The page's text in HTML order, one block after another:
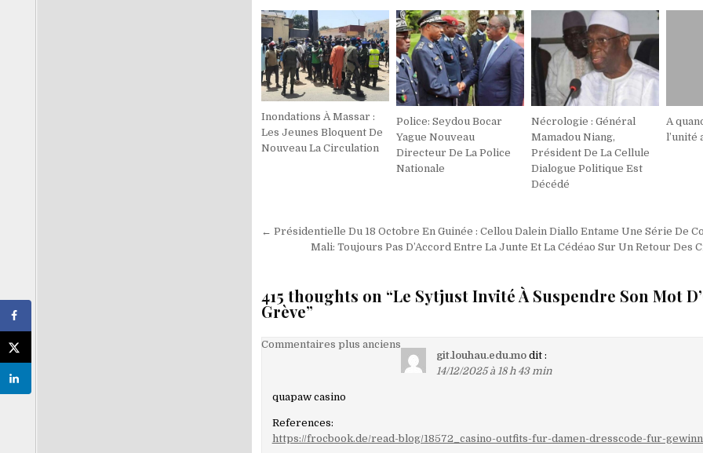
Inondations À Massar :
Les Jeunes Bloquent De
Nouveau La Circulation
Police: Seydou Bocar
Yague Nouveau
Directeur De La Police
Nationale
Nécrologie : Général
Mamadou Niang,
Président De La Cellule
Dialogue Politique Est
Décédé
A
l’unité
Navigation
← Présidentielle Du 18 Octobre En Guinée : Cellou Dalein Diallo Entame Une Série De
Mali: Toujours Pas D’Accord Entre La Junte Et La Cédéao Sur Un Retour Des
415 thoughts on “Le Sytjust Invité À Suspendre Son Mot
Grève”
Navigation
les
commentaires
Commentaires plus anciens
git.louhau.edu.mo dit :
14/12/2025 à 18 h 43 min
quapaw casino
References:
https://frocbook.de/read-blog/18572_casino-outfits-fur-damen-dresscode-fur-